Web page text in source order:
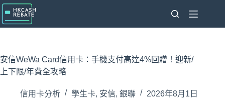
跳
至
主
內
容
安信WeWa Card信用卡：手機支付高達4%回贈！迎新/
上下限/年費全攻略
信用卡分析 學生卡, 安信, 銀聯 2026年8月1日